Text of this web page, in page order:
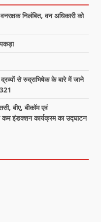
निलंबित, वन अधिकारी को
द्रव्यों से रुद्राभिषेक के बारे में जाने
बीए, बीकॉम एवं
कम इंडक्शन कार्यक्रम का उद्घाटन